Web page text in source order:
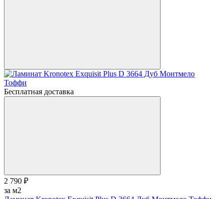
Бесплатная доставка
2 790 ₽
за м2